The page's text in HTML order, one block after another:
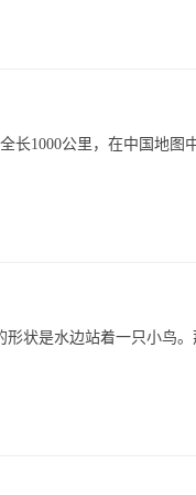
长1000公里，在中国地
状是水边站着一只小鸟